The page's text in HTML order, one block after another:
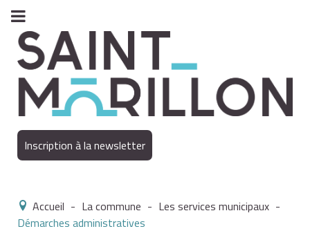
Inscription à la newsletter
Accueil - La commune - Les services municipaux -
Démarches administratives